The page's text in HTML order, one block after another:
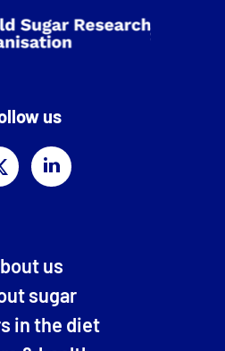
us
us
sugar
in the diet